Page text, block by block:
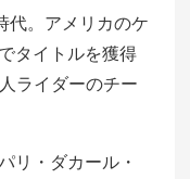
代。アメリカのケ
タイトルを獲得
ライダーのチー
リ・ダカール・